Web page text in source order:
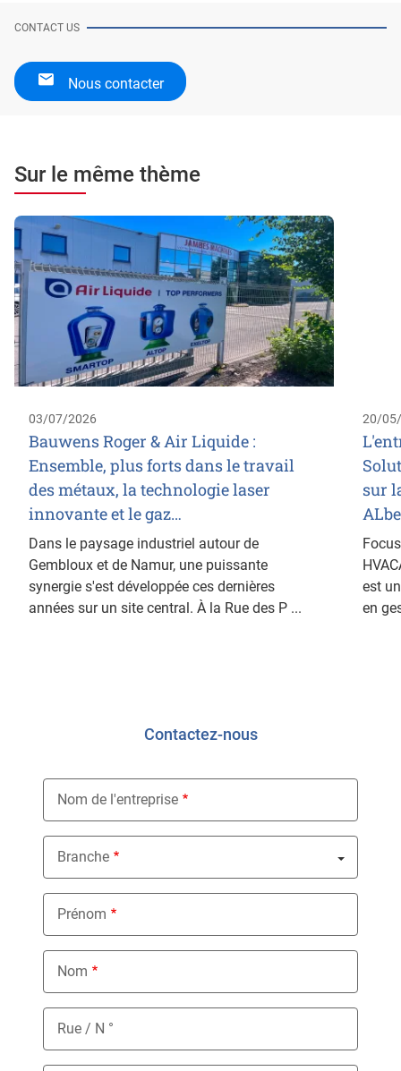
CONTACT US
Nous contacter
Sur le même thème
03/07/2026
Bauwens Roger & Air Liquide :
Ensemble, plus forts dans le travail
des métaux, la technologie laser
innovante et le gaz…
Dans le paysage industriel autour de
Gembloux et de Namur, une puissante
synergie s'est développée ces dernières
années sur un site central. À la Rue des P ...
20/
sur
est
en
Contactez-nous
Nom de l'entreprise
Branche
Nothing selected
Prénom
Nom
Rue / N °